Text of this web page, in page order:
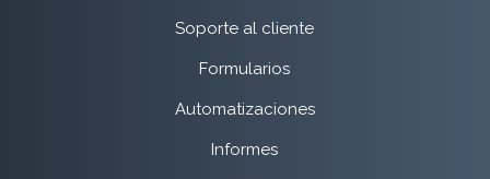
Soporte al cliente
Formularios
Automatizaciones
Informes